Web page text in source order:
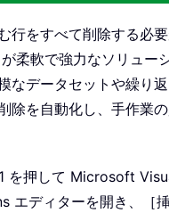
行をすべて削除する必要
柔軟で強力なソリュー
なデータセットや繰り返
除を自動化し、手作業
を押して Microsoft
エディターを開き、［